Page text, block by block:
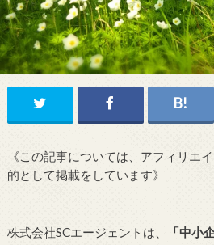
《この記事については、アフィリエ
的として掲載をしています》
株式会社SCエージェントは、
「中小